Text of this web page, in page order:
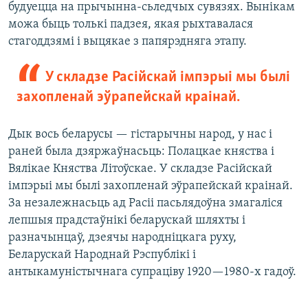
будуецца на прычынна-сьледчых сувязях. Вынікам
можа быць толькі падзея, якая рыхтавалася
стагоддзямі і выцякае з папярэдняга этапу.
У складзе Расійскай імпэрыі мы былі
захопленай эўрапейскай краінай.
Дык вось беларусы — гістарычны народ, у нас і
раней была дзяржаўнасьць: Полацкае княства і
Вялікае Княства Літоўскае. У складзе Расійскай
імпэрыі мы былі захопленай эўрапейскай краінай.
За незалежнасьць ад Расіі пасьлядоўна змагаліся
лепшыя прадстаўнікі беларускай шляхты і
разначынцаў, дзеячы народніцкага руху,
Беларускай Народнай Рэспублікі і
антыкамуністычнага супраціву 1920—1980-х гадоў.